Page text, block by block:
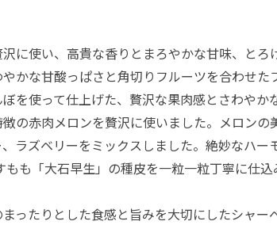
に使い、高貴な香りとまろやかな甘味、とろ
かな甘酸っぱさと角切りフルーツを合わせた
を使って仕上げた、贅沢な果肉感とさわやか
の赤肉メロンを贅沢に使いました。メロンの
ラズベリーをミックスしました。絶妙なハー
もも「大石早生」の種皮を一粒一粒丁寧に仕
ったりとした食感と旨みを大切にしたシャー